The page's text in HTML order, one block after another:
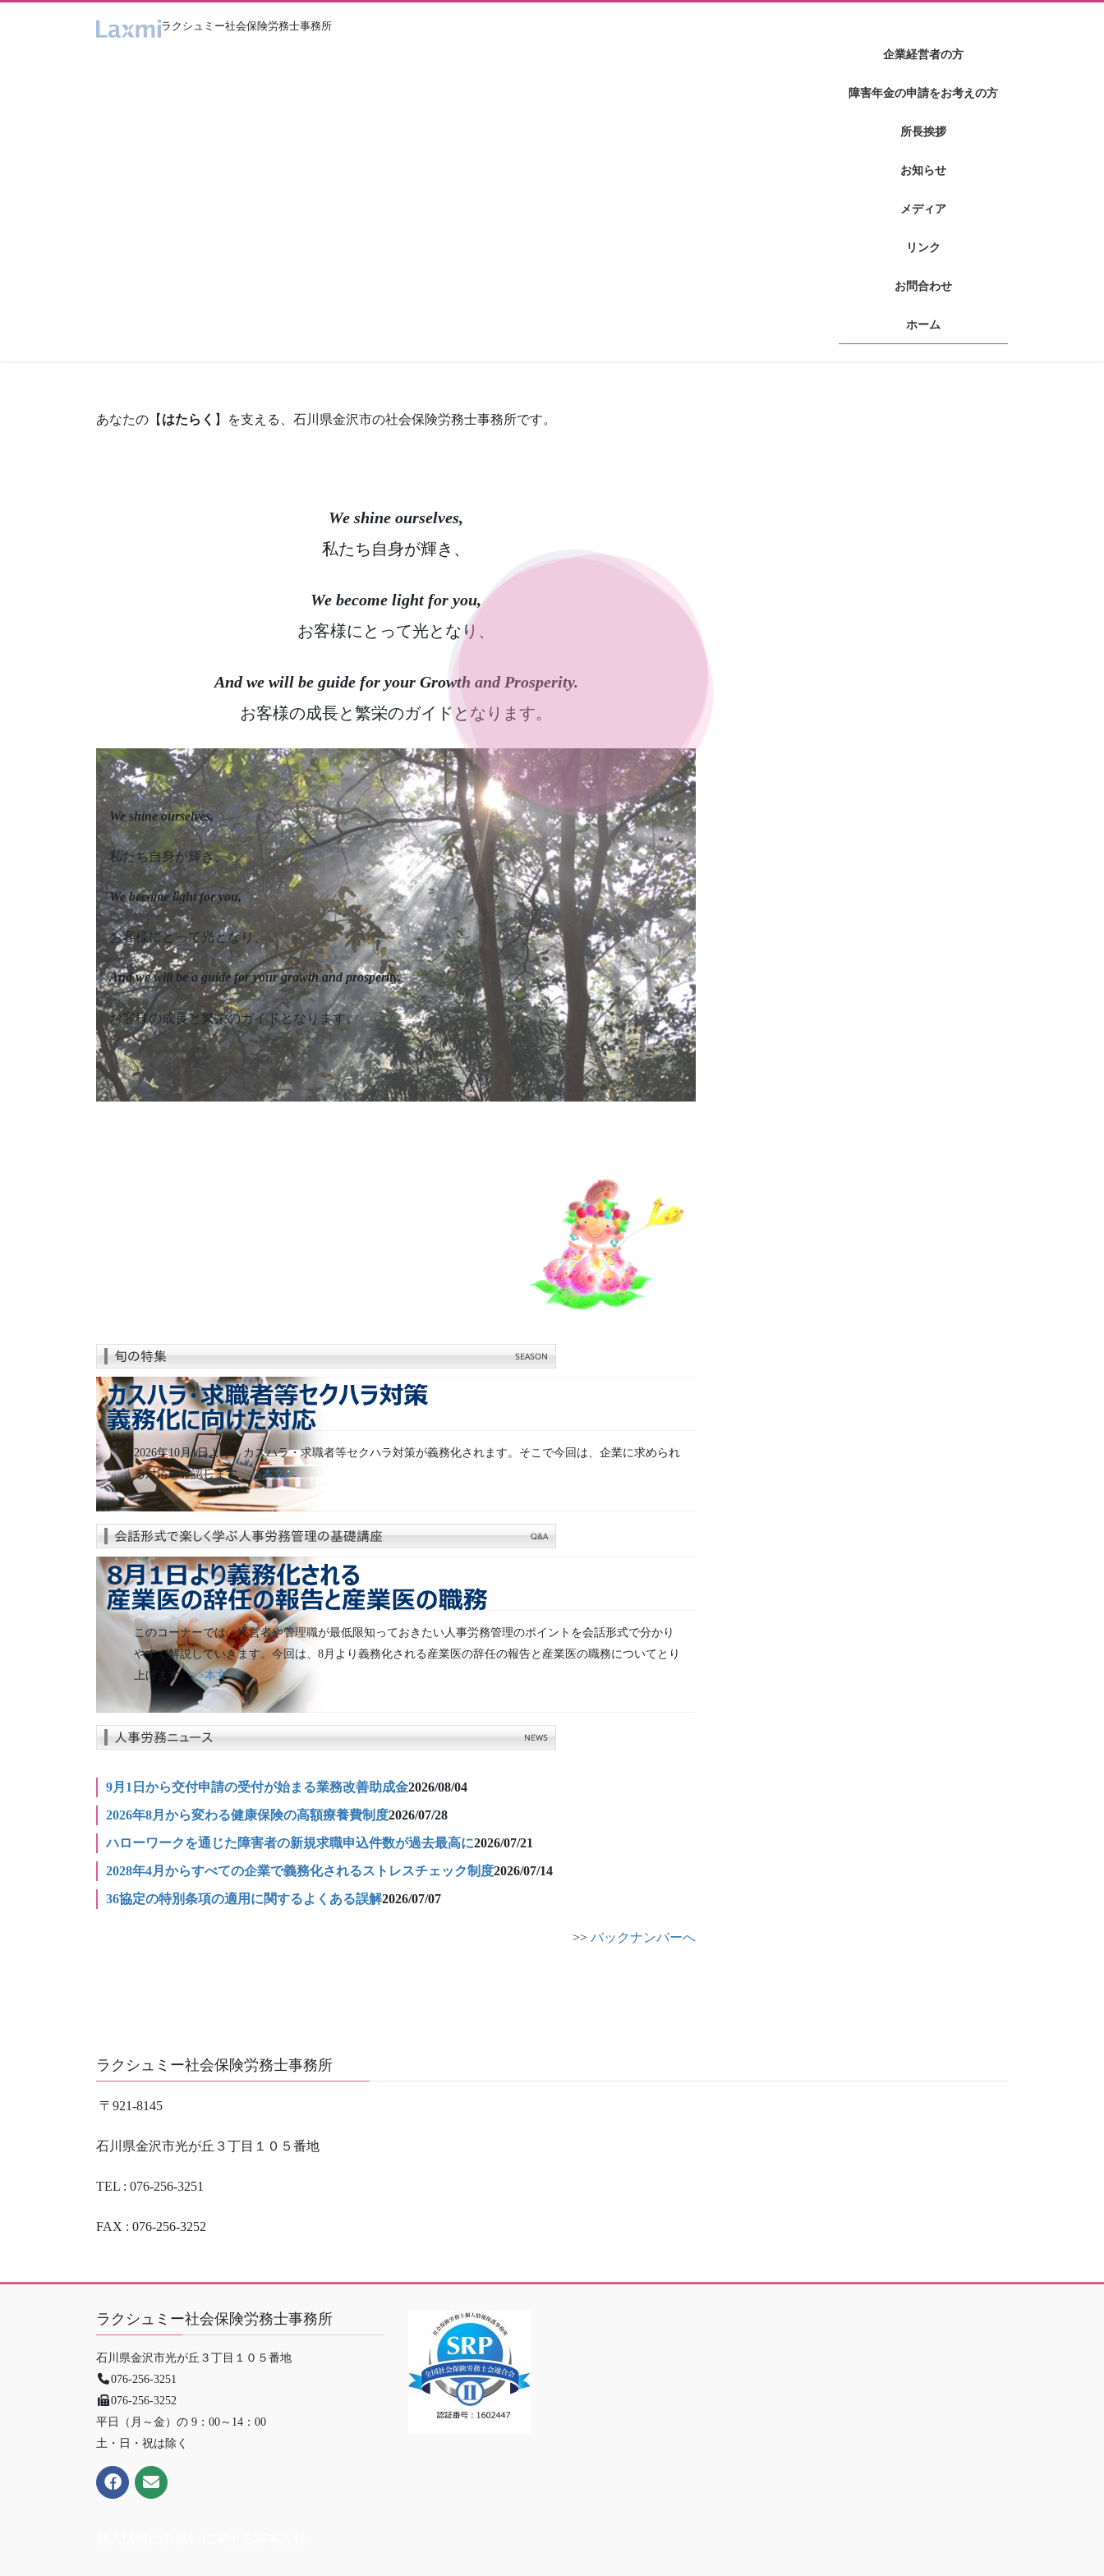
企業経営者の方
障害年金の申請をお考えの方
所長挨拶
お知らせ
メディア
リンク
お問合わせ
ホーム
あなたの【 はたらく 】を支える、石川県金沢市の社会保険労務士事務所です。
We shine ourselves,
私たち自身が輝き、
We become light for you,
お客様にとって光となり、
And we will be guide for your Growth and Prosperity.
お客様の成長と繁栄のガイドとなります。
We shine ourselves,
私たち自身が輝き、
We become light for you,
お客様にとって光となり、
And we will be a guide for your growth and prosperity.
お客様の成長と繁栄のガイドとなります。
2026年10月1日より、カスハラ・求職者等セクハラ対策が義務化されます。そこで今回は、企業に求められ
る対応を確認します。>>本文へ
このコーナーでは、経営者や管理職が最低限知っておきたい人事労務管理のポイントを会話形式で分かり
やすく解説していきます。今回は、8月より義務化される産業医の辞任の報告と産業医の職務についてとり
上げます。>>本文へ
9月1日から交付申請の受付が始まる業務改善助成金2026/08/04
2026年8月から変わる健康保険の高額療養費制度2026/07/28
ハローワークを通じた障害者の新規求職申込件数が過去最高に2026/07/21
2028年4月からすべての企業で義務化されるストレスチェック制度2026/07/14
36協定の特別条項の適用に関するよくある誤解2026/07/07
>> バックナンバーへ
ラクシュミー社会保険労務士事務所
〒921-8145
石川県金沢市光が丘３丁目１０５番地
TEL : 076-256-3251
FAX : 076-256-3252
ラクシュミー社会保険労務士事務所
石川県金沢市光が丘３丁目１０５番地
076-256-3251
076-256-3252
平日（月～金）の 9：00～14：00
土・日・祝は除く